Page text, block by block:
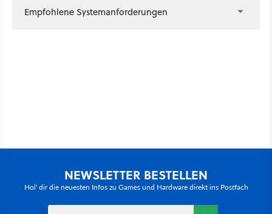
Empfohlene Systemanforderungen
NEWSLETTER BESTELLEN
Hol' dir die neuesten Infos zu Games und Hardware direkt ins Postfach